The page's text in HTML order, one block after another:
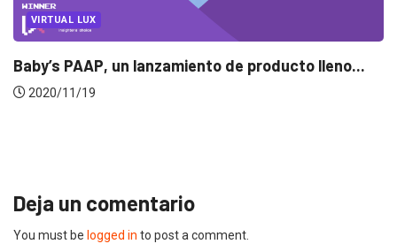
de producto lleno... EVENTOS LUX AWARDS
Deja un comentario
You must be logged in to post a comment.